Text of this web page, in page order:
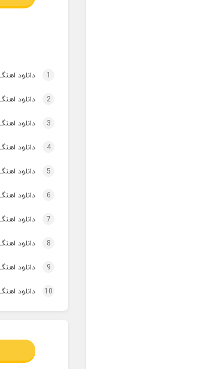
1 دانلود اهنگ تاپ و
2 دانلود
3 دانلود اهنگ برنو
4 دانلود
5 دانلود
6 دانلود
7 دانلود
8 دانلود
9 دانلود
10 دانلود